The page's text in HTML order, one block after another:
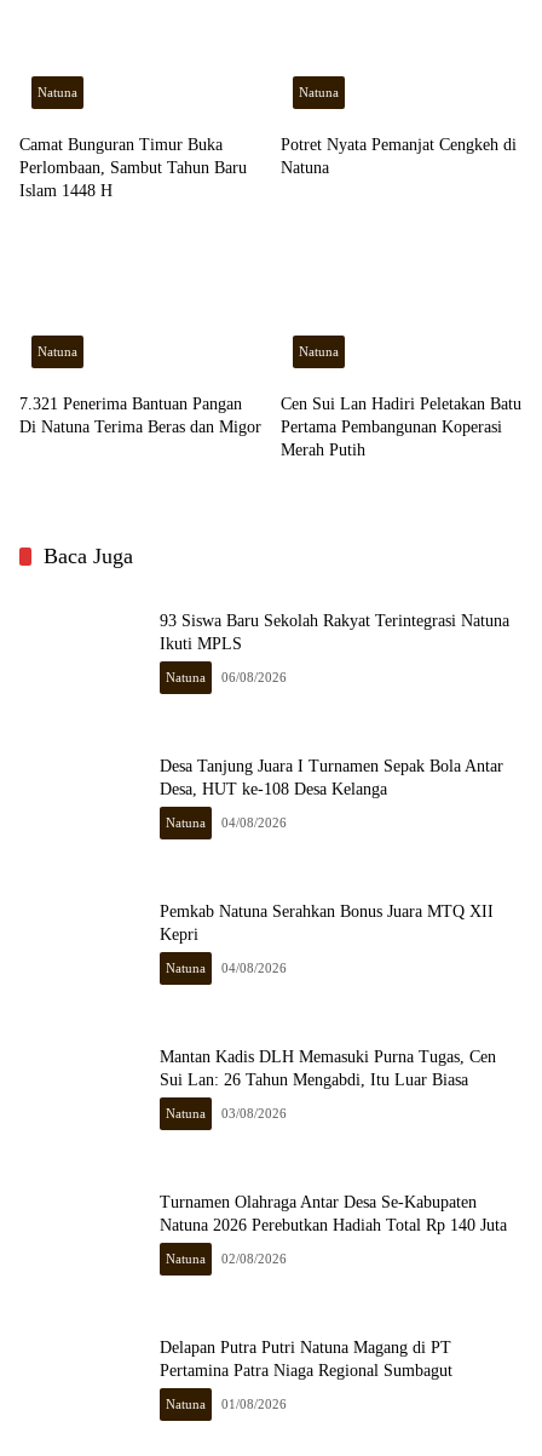
Natuna
Camat Bunguran Timur Buka
Perlombaan, Sambut Tahun Baru
Islam 1448 H
Natuna
Potret Nyata Pemanjat Cengkeh di
Natuna
Natuna
7.321 Penerima Bantuan Pangan
Di Natuna Terima Beras dan Migor
Natuna
Cen Sui Lan Hadiri Peletakan Batu
Pertama Pembangunan Koperasi
Merah Putih
Baca Juga
93 Siswa Baru Sekolah Rakyat Terintegrasi Natuna
Ikuti MPLS
Natuna 06/08/2026
Desa Tanjung Juara I Turnamen Sepak Bola Antar
Desa, HUT ke-108 Desa Kelanga
Natuna 04/08/2026
Pemkab Natuna Serahkan Bonus Juara MTQ XII
Kepri
Natuna 04/08/2026
Mantan Kadis DLH Memasuki Purna Tugas, Cen
Sui Lan: 26 Tahun Mengabdi, Itu Luar Biasa
Natuna 03/08/2026
Turnamen Olahraga Antar Desa Se-Kabupaten
Natuna 2026 Perebutkan Hadiah Total Rp 140 Juta
Natuna 02/08/2026
Delapan Putra Putri Natuna Magang di PT
Pertamina Patra Niaga Regional Sumbagut
Natuna 01/08/2026